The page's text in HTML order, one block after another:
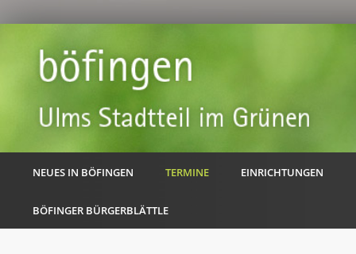
NEUES IN BÖFINGEN TERMINE EINRICHTUNGEN
BÖFINGER BÜRGERBLÄTTLE